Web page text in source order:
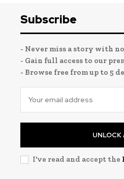
Subscribe
- Never miss a story with
- Gain full access to our
- Browse free from up to 5
UNLOCK
I've read and accept the